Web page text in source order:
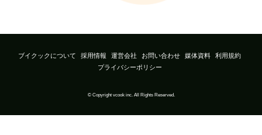
ブイクックについて 採用情報 運営会社 お問い合わせ 媒体資料
利用規約
プライバシーポリシー
© Copyright vcook inc. All Rights Reserved.